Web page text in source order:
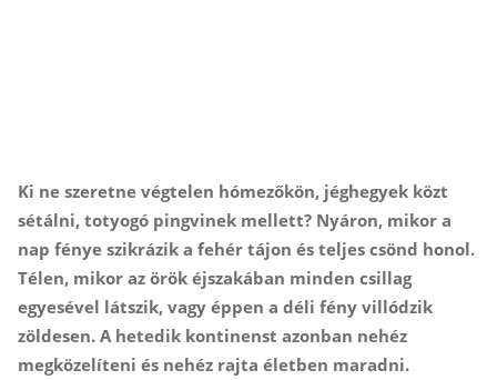
Ki ne szeretne végtelen hómezőkön, jéghegyek közt
sétálni, totyogó pingvinek mellett? Nyáron, mikor a
nap fénye szikrázik a fehér tájon és teljes csönd honol.
Télen, mikor az örök éjszakában minden csillag
egyesével látszik, vagy éppen a déli fény villódzik
zöldesen. A hetedik kontinenst azonban nehéz
megközelíteni és nehéz rajta életben maradni.